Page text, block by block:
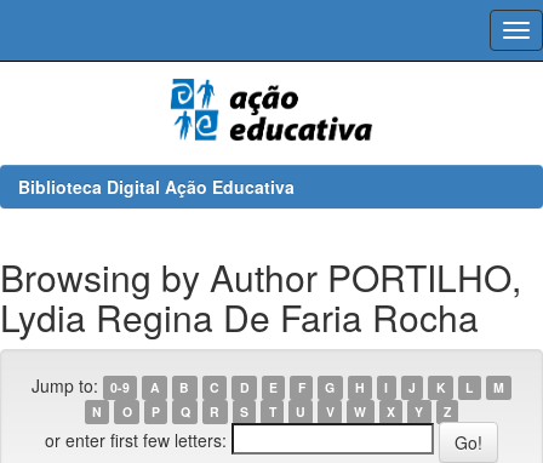
Biblioteca Digital Ação Educativa
Browsing by Author PORTILHO,
Lydia Regina De Faria Rocha
Jump to: 0-9 A B C D E F G H I J K L
M
N
O P Q R S T U V W X Y Z
or enter first few letters: